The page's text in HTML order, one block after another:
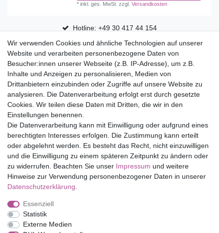
*inkl. ges. MwSt. zzgl.Versandkosten
Hotline: +49 30 417 44 154
30 Tage Rückgaberecht
Versandfrei ab 75 € in Deutschland
Top Marken
Eduplay
Folia Bringmann
Shop
Mein Konto
Service
Versandkosten
Impressum
Wir verwenden Cookies und ähnliche Technologien auf unserer
Website und verarbeiten personenbezogene Daten von
Besucher:innen unserer Webseite (z.B. IP-Adresse), um z.B.
Inhalte und Anzeigen zu personalisieren, Medien von
Drittanbietern einzubinden oder Zugriffe auf unsere Website zu
analysieren. Die Datenverarbeitung erfolgt erst durch gesetzte
Cookies. Wir teilen diese Daten mit Dritten, die wir in den
Einstellungen benennen.
Die Datenverarbeitung kann mit Einwilligung oder aufgrund eines
berechtigten Interesses erfolgen. Die Zustimmung kann erteilt
oder abgelehnt werden. Es besteht das Recht, nicht einzuwilligen
und die Einwilligung zu einem späteren Zeitpunkt zu ändern oder
zu widerrufen. Beachten Sie unser Impressum und weitere
Hinweise zur Verwendung personenbezogener Daten in unserer
Daten­schutz­erklärung
Essenziell
Statistik
Externe Medien